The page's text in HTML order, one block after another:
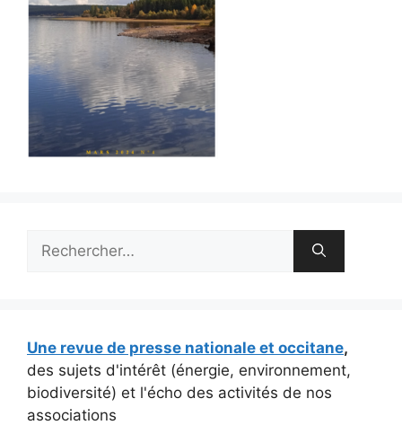
Une revue de presse nationale et occitane,
des sujets d'intérêt (énergie, environnement,
biodiversité) et l'écho des activités de nos
associations